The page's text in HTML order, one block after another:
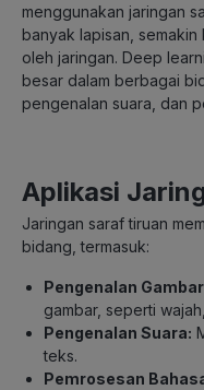
menggunakan jaringan
banyak lapisan,
oleh jaringan. Deep
besar dalam berbagai
pengenalan suara, dan
Aplikasi
Jaringan saraf tiruan
bidang, termasuk:
Pengenalan
gambar, seperti
Pengenalan Suara:
teks.
Pemrosesan